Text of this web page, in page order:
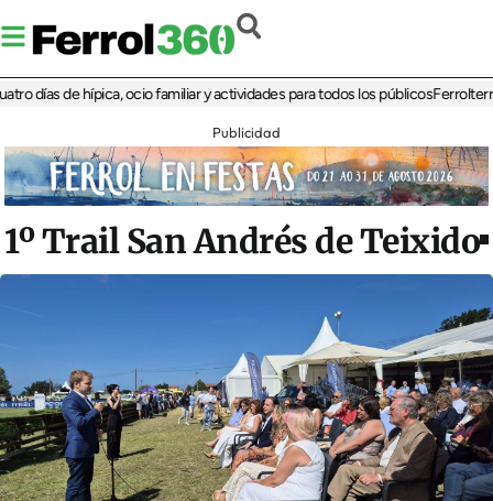
de hípica, ocio familiar y actividades para todos los públicosFerrolterra
Publicidad
1º Trail San Andrés de Teixido